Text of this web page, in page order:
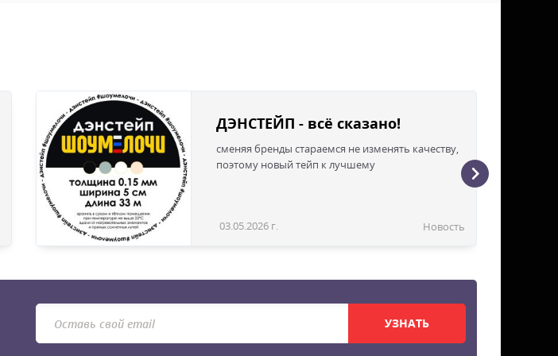
ДЭНСТЕЙП - всё сказано!
сменяя бренды стараемся не изменять качеству,
поэтому новый тейп к лучшему
03.05.2026 г. Новость
УЗНАТЬ